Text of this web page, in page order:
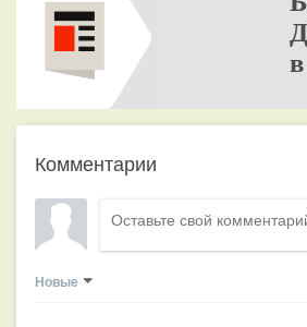
Комментарии
Новые